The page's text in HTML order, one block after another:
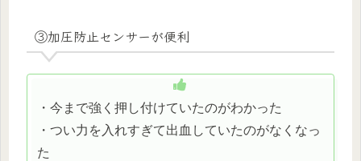
③加圧防止センサーが便利
・今まで強く押し付けていたのがわかった
・つい力を入れすぎて出血していたのがなくなっ
た